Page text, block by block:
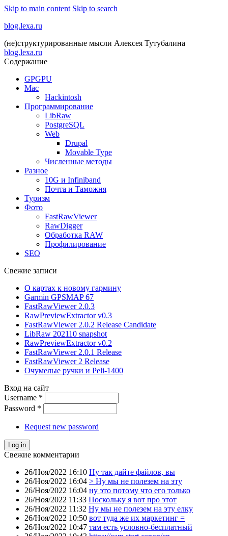
Skip to main content Skip to search
blog.lexa.ru
(не)структурированные мысли Алексея Тутубалина
blog.lexa.ru
Содержание
GPGPU
Mac
Hackintosh
Программирование
LibRaw
PostgreSQL
Web
Drupal
Movable Type
Численные методы
Разное
10G и Infiniband
Почта и Таможня
Туризм
Фото
FastRawViewer
RawDigger
Обработка RAW
Профилирование
SEO
Свежие записи
О картах к новому гармину
Garmin GPSMAP 67
FastRawViewer 2.0.3
RawPreviewExtractor v0.3
FastRawViewer 2.0.2 Release Candidate
LibRaw 202110 snapshot
RawPreviewExtractor v0.2
FastRawViewer 2.0.1 Release
FastRawViewer 2 Release
Очумелые ручки и Peli-1400
Вход на сайт
Username *
Password *
Request new password
Свежие комментарии
26/Ноя/2022 16:10 Ну так дайте файлов, вы
26/Ноя/2022 16:04 > Ну мы не полезем на эту
26/Ноя/2022 16:04 ну это потому что его только
26/Ноя/2022 11:33 Поскольку я вот про этот
26/Ноя/2022 11:32 Ну мы не полезем на эту елку
26/Ноя/2022 10:50 вот туда же их маркетинг =
26/Ноя/2022 10:47 там есть условно-бесплатный